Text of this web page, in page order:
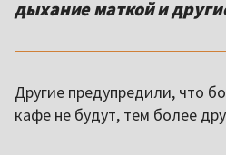
дыхание маткой и
Другие предупредили, что
кафе не будут, тем более